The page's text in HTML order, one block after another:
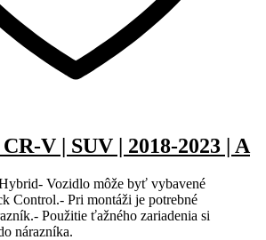
V | SUV | 2018-2023 | A
Vozidlo môže byť vybavené
Control.- Pri montáži je potrebné
Použitie ťažného zariadenia si
nárazníka.